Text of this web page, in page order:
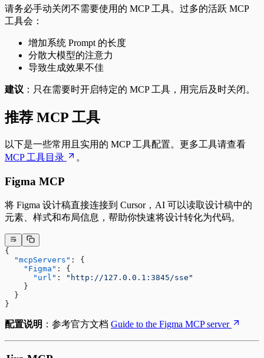
请务必手动关闭不需要使用的 MCP 工具。过多的活跃 MCP
工具会：
增加系统 Prompt 的长度
分散大模型的注意力
导致生成效果不佳
建议 ：只在需要时开启特定的 MCP 工具，用完后及时关闭。
推荐 MCP 工具
以下是一些常用且实用的 MCP 工具配置。更多工具请查看
MCP 工具目录
。
Figma MCP
将 Figma 设计稿直接连接到 Cursor，AI 可以读取设计稿中的
元素、样式和布局信息，帮助你快速将设计转化为代码。
{
  "mcpServers"
: {
    "Figma"
: {
      "url"
:
"http://127.0.0.1:3845/sse"
    }
  }
}
配置说明 ：参考官方文档 Guide to the Figma MCP server